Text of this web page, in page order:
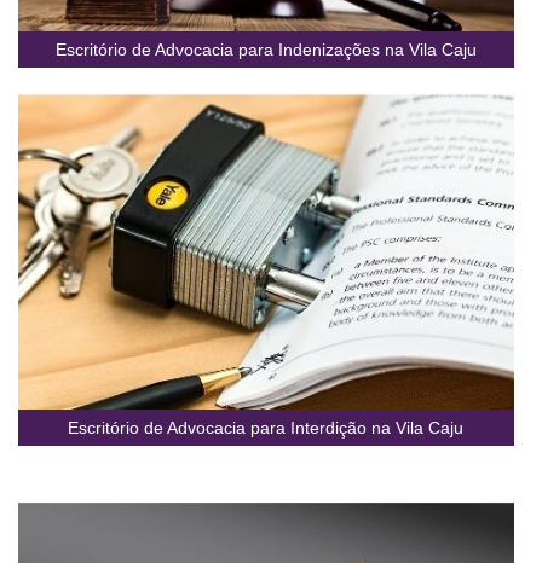
Escritório de Advocacia para Indenizações na Vila Caju
Escritório de Advocacia para Interdição na Vila Caju